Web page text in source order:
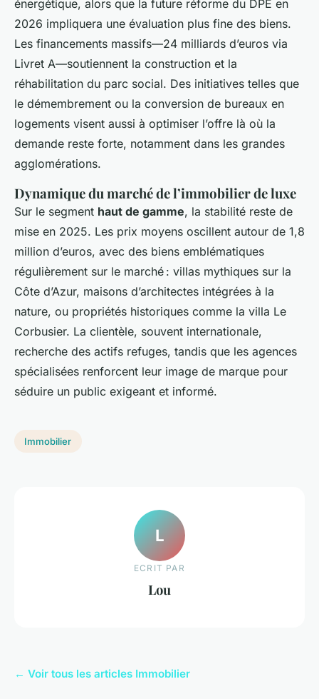
énergétique, alors que la future réforme du DPE en
2026 impliquera une évaluation plus fine des biens.
Les financements massifs—24 milliards d’euros via
Livret A—soutiennent la construction et la
réhabilitation du parc social. Des initiatives telles que
le démembrement ou la conversion de bureaux en
logements visent aussi à optimiser l’offre là où la
demande reste forte, notamment dans les grandes
agglomérations.
Dynamique du marché de l’immobilier de luxe
Sur le segment haut de gamme, la stabilité reste de
mise en 2025. Les prix moyens oscillent autour de 1,8
million d’euros, avec des biens emblématiques
régulièrement sur le marché : villas mythiques sur la
Côte d’Azur, maisons d’architectes intégrées à la
nature, ou propriétés historiques comme la villa Le
Corbusier. La clientèle, souvent internationale,
recherche des actifs refuges, tandis que les agences
spécialisées renforcent leur image de marque pour
séduire un public exigeant et informé.
Immobilier
L
ECRIT PAR
Lou
← Voir tous les articles Immobilier